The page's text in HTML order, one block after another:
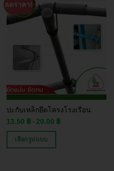
ลดราคา!
ปะกับเหล็กยึดโครงโรงเรือน
13.50 ฿ - 20.00 ฿
เลือกรูปแบบ